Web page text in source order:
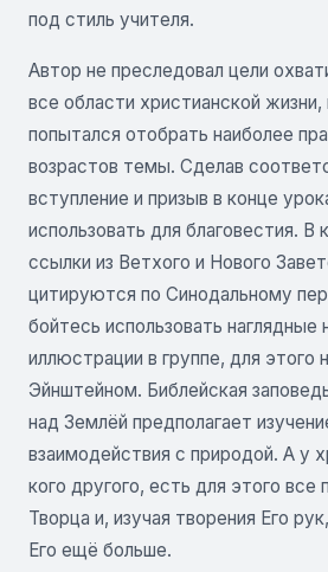
под стиль учителя.
Автор не преследовал цели
все области христианской жизни,
попытался отобрать наиболее
возрастов темы. Сделав
вступление и призыв в конце
использовать для благовестия. В
ссылки из Ветхого и Нового
цитируются по Синодальному
бойтесь использовать наглядные
иллюстрации в группе, для этого
Эйнштейном. Библейская
над Землёй предполагает
взаимодействия с природой. А у
кого другого, есть для этого
Творца и, изучая творения Его
Его ещё больше.